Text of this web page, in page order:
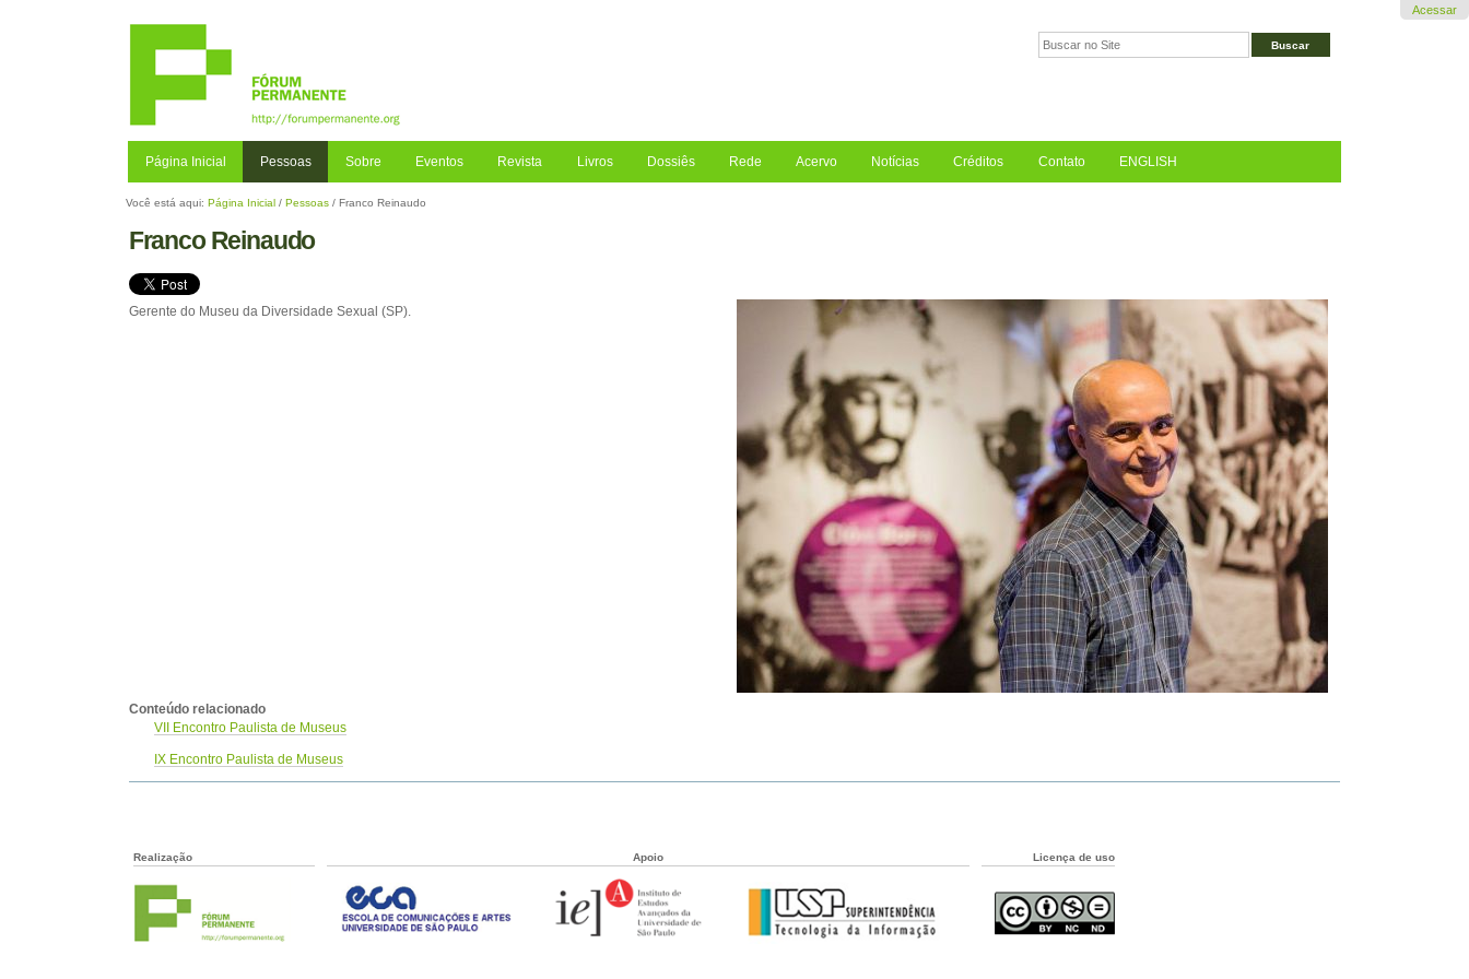
Acessar
Busca
Página Inicial Pessoas Sobre Eventos Revista Livros Dossiês Rede Acervo Notícias Créditos Contato ENGLISH
Você está aqui: Página Inicial / Pessoas / Franco Reinaudo
Franco Reinaudo
Gerente do Museu da Diversidade Sexual (SP).
Conteúdo relacionado
VII Encontro Paulista de Museus
IX Encontro Paulista de Museus
Realização Apoio Licença de uso